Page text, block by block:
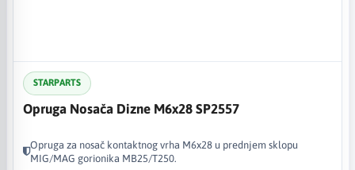
STARPARTS
Opruga Nosača Dizne M6x28 SP2557
Opruga za nosač kontaktnog vrha M6x28 u prednjem sklopu
MIG/MAG gorionika MB25/T250.